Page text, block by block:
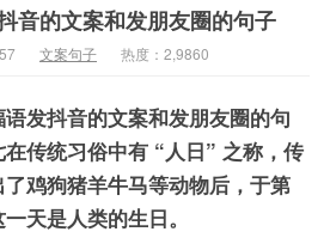
头像
音的文案和发朋友圈的句子
文案句子 热度：2,9860
发抖音的文案和发朋友圈的句
传统习俗中有 “人日” 之称，传
鸡狗猪羊牛马等动物后，于第
天是人类的生日。